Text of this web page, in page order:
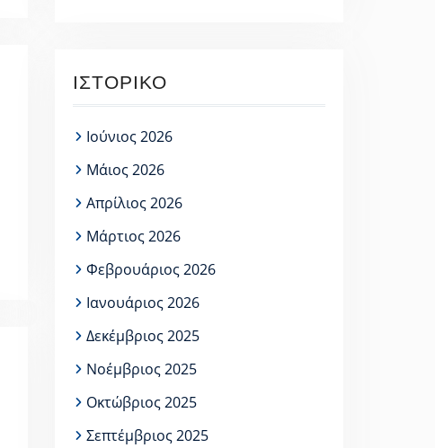
ΙΣΤΟΡΙΚΌ
Ιούνιος 2026
Μάιος 2026
Απρίλιος 2026
Μάρτιος 2026
Φεβρουάριος 2026
Ιανουάριος 2026
Δεκέμβριος 2025
Νοέμβριος 2025
Οκτώβριος 2025
Σεπτέμβριος 2025